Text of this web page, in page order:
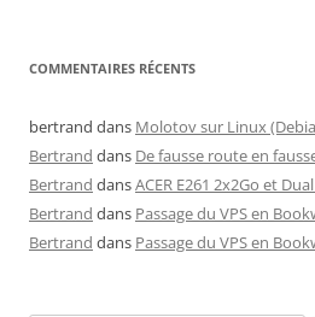
COMMENTAIRES RÉCENTS
bertrand dans Molotov sur Linux
Bertrand dans De fausse route en
Bertrand dansACER E261 2x2Go et
Bertrand dans Passage du VPS en
Bertrand dans Passage du VPS en